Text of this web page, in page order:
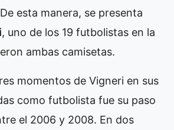
esta manera, se presenta
, uno de los 19 futbolistas en la
ambas camisetas.
momentos de Vigneri en sus
como futbolista fue su paso
el 2006 y 2008. En dos